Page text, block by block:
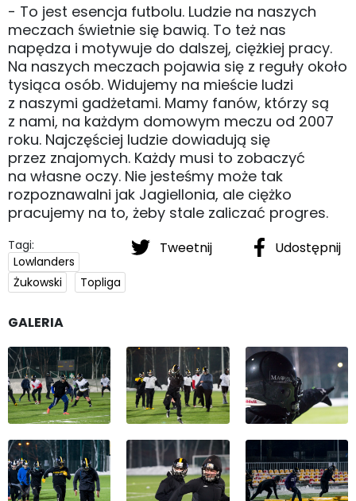
- To jest esencja futbolu. Ludzie na naszych
meczach świetnie się bawią. To też nas
napędza i motywuje do dalszej, ciężkiej pracy.
Na naszych meczach pojawia się z reguły około
tysiąca osób. Widujemy na mieście ludzi
z naszymi gadżetami. Mamy fanów, którzy są
z nami, na każdym domowym meczu od 2007
roku. Najczęściej ludzie dowiadują się
przez znajomych. Każdy musi to zobaczyć
na własne oczy. Nie jesteśmy może tak
rozpoznawalni jak Jagiellonia, ale ciężko
pracujemy na to, żeby stale zaliczać progres.
Tweetnij Udostępnij
Tagi:
Lowlanders
Żukowski
Topliga
GALERIA